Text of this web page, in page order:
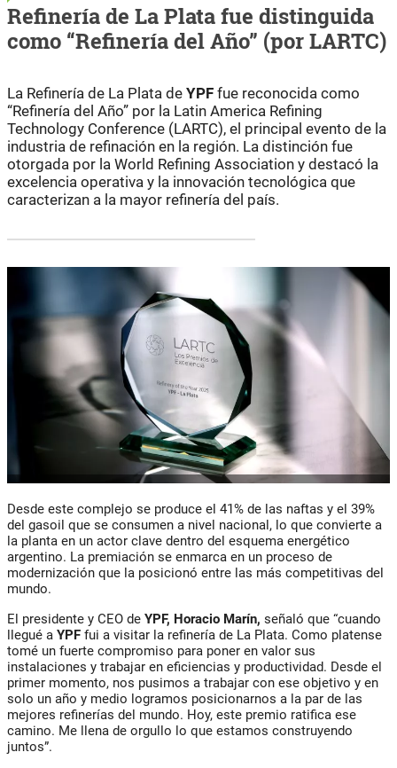
Refinería de La Plata fue distinguida
como “Refinería del Año” (por LARTC)
La Refinería de La Plata de YPF fue reconocida como
“Refinería del Año” por la Latin America Refining
Technology Conference (LARTC), el principal evento de la
industria de refinación en la región. La distinción fue
otorgada por la World Refining Association y destacó la
excelencia operativa y la innovación tecnológica que
caracterizan a la mayor refinería del país.
Desde este complejo se produce el 41% de las naftas y el 39%
del gasoil que se consumen a nivel nacional, lo que convierte a
la planta en un actor clave dentro del esquema energético
argentino. La premiación se enmarca en un proceso de
modernización que la posicionó entre las más competitivas del
mundo.
El presidente y CEO de YPF, Horacio Marín, señaló que “cuando
llegué a YPF fui a visitar la refinería de La Plata. Como platense
tomé un fuerte compromiso para poner en valor sus
instalaciones y trabajar en eficiencias y productividad. Desde el
primer momento, nos pusimos a trabajar con ese objetivo y en
solo un año y medio logramos posicionarnos a la par de las
mejores refinerías del mundo. Hoy, este premio ratifica ese
camino. Me llena de orgullo lo que estamos construyendo
juntos”.